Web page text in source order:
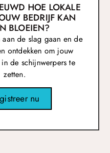
HOE LOKALE
BEDRIJF KAN
BLOEIEN?
aan de slag gaan en de
ontdekken om jouw
de schijnwerpers te
zetten.
nu